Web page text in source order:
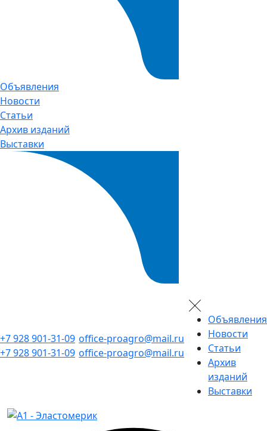
Объявления
Новости
Статьи
Архив изданий
Выставки
+7 928 901-31-09
+7 928 901-31-09
office-proagro@mail.ru
office-proagro@mail.ru
Объявления
Новости
Статьи
Архив
изданий
Выставки